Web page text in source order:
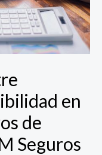
en
de
Seguros